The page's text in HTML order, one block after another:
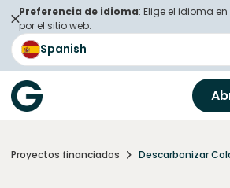
Preferencia de idioma: Elige el idioma
por el sitio web.
Spanish
Proyectos financiados Descarbonizar